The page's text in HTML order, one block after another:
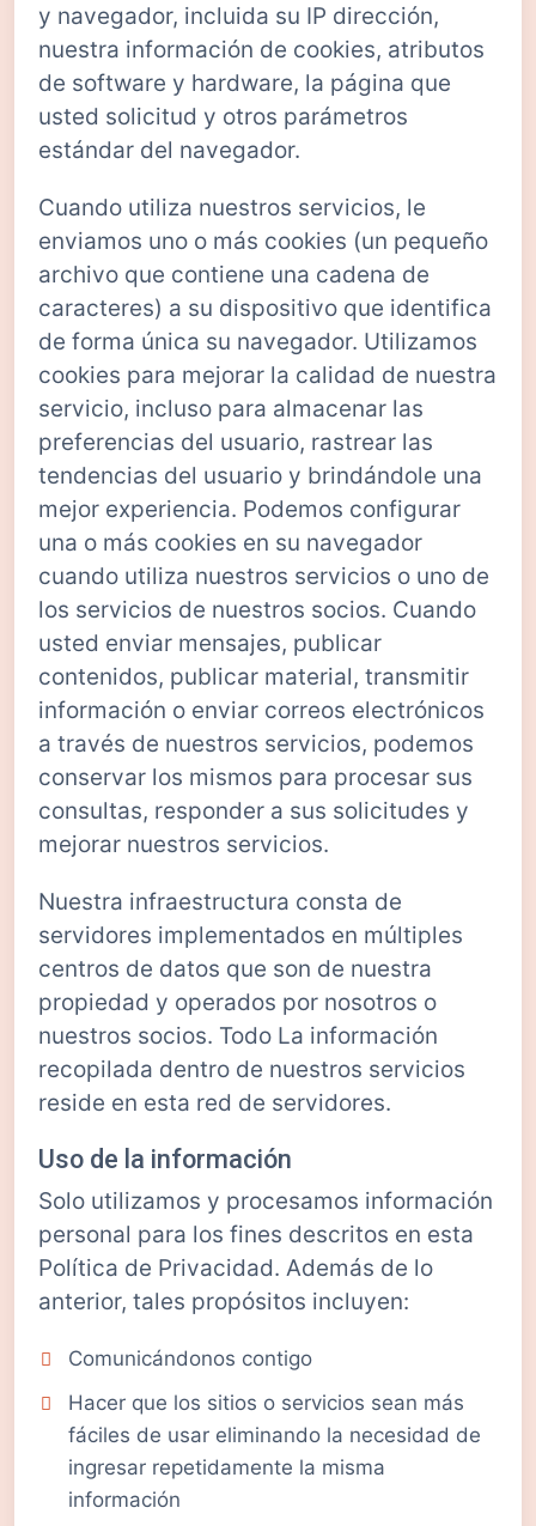
y navegador, incluida su IP dirección,
nuestra información de cookies, atributos
de software y hardware, la página que
usted solicitud y otros parámetros
estándar del navegador.
Cuando utiliza nuestros servicios, le
enviamos uno o más cookies (un pequeño
archivo que contiene una cadena de
caracteres) a su dispositivo que identifica
de forma única su navegador. Utilizamos
cookies para mejorar la calidad de nuestra
servicio, incluso para almacenar las
preferencias del usuario, rastrear las
tendencias del usuario y brindándole una
mejor experiencia. Podemos configurar
una o más cookies en su navegador
cuando utiliza nuestros servicios o uno de
los servicios de nuestros socios. Cuando
usted enviar mensajes, publicar
contenidos, publicar material, transmitir
información o enviar correos electrónicos
a través de nuestros servicios, podemos
conservar los mismos para procesar sus
consultas, responder a sus solicitudes y
mejorar nuestros servicios.
Nuestra infraestructura consta de
servidores implementados en múltiples
centros de datos que son de nuestra
propiedad y operados por nosotros o
nuestros socios. Todo La información
recopilada dentro de nuestros servicios
reside en esta red de servidores.
Uso de la información
Solo utilizamos y procesamos información
personal para los fines descritos en esta
Política de Privacidad. Además de lo
anterior, tales propósitos incluyen:
Comunicándonos contigo
Hacer que los sitios o servicios sean más
fáciles de usar eliminando la necesidad de
ingresar repetidamente la misma
información